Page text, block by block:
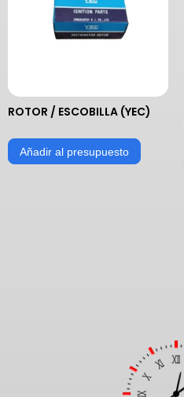
ROTOR / ESCOBILLA (YEC)
Añadir al presupuesto